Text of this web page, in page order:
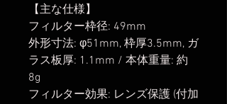
【主な仕様】
フィルター枠径: 49mm
外形寸法: φ51mm, 枠厚3.5mm, ガ
ラス板厚: 1.1mm / 本体重量: 約
8g
フィルター効果: レンズ保護 (付加